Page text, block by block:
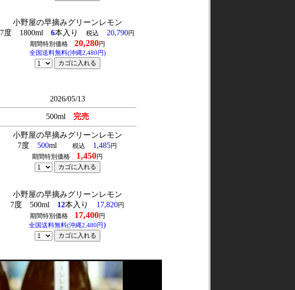
小野屋の早摘みグリーンレモン
7度 1800ml
6本入り 税込 20,790円
期間特別価格 20,280円
全国送料無料(沖縄2,480円)
2026/05/13
500ml 完売
小野屋の早摘みグリーンレモン
7度 500ml 税込 1,485円
期間特別価格 1,450円
小野屋の早摘みグリーンレモン
7度 500ml 12本入り 17,820円
期間特別価格 17,400円
全国送料無料(沖縄2,480円)